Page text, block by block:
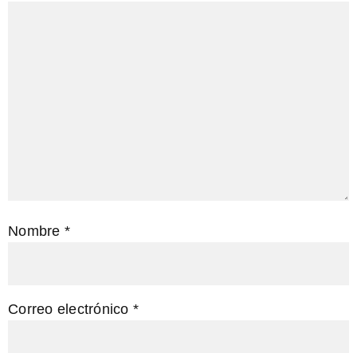
Nombre *
Correo electrónico *